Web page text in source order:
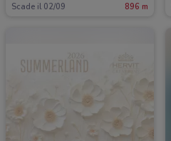
Scade il 02/09 896 m